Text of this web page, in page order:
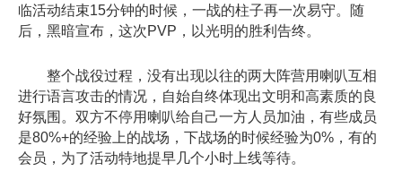
临活动结束15分钟的时候，一战的柱子再一次易守。随
后，黑暗宣布，这次PVP，以光明的胜利告终。
整个战役过程，没有出现以往的两大阵营用喇叭互相
进行语言攻击的情况，自始自终体现出文明和高素质的良
好氛围。双方不停用喇叭给自己一方人员加油，有些成员
是80%+的经验上的战场，下战场的时候经验为0%，有的
会员，为了活动特地提早几个小时上线等待。